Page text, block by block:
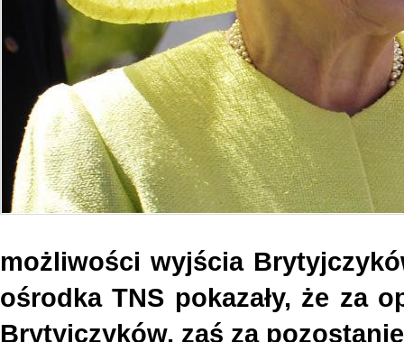
możliwości wyjścia
ośrodka TNS pokazały, że za
Brytyjczyków, zaś za